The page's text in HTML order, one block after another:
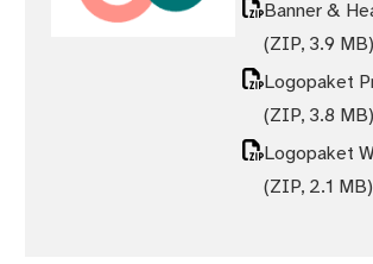
Banner &
(ZIP, 3.9 MB)
Logopaket
(ZIP, 3.8 MB)
Logopaket
(ZIP, 2.1 MB)